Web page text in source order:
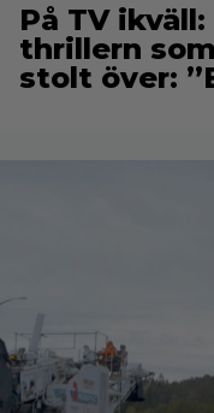
På TV
thrillern
stolt över: